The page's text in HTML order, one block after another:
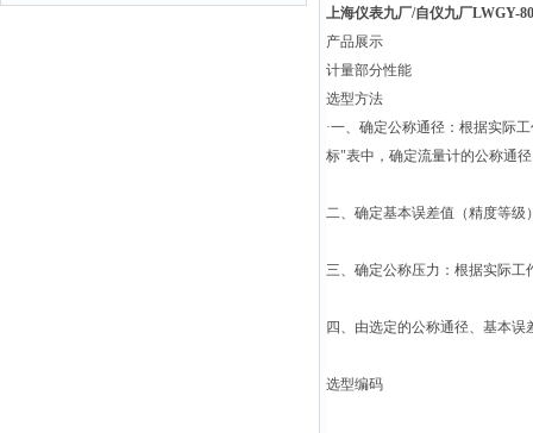
上海仪表九厂/自仪九厂LWGY-
产品展示
计量部分性能
选型方法
·一、确定公称通径：根据实际工
标"表中，确定流量计的公称通
二、确定基本误差值（精度等级
三、确定公称压力：根据实际工
四、由选定的公称通径、基本
选型编码